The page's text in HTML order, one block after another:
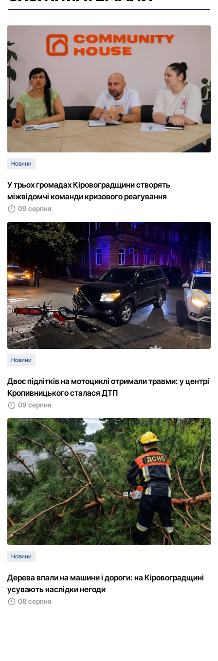
Новини
У трьох громадах Кіровоградщини створять
міжвідомчі команди кризового реагування
09 серпня
Новини
Двоє підлітків на мотоциклі отримали травми: у центрі
Кропивницького сталася ДТП
09 серпня
Новини
Дерева впали на машини і дороги: на Кіровоградщині
усувають наслідки негоди
08 серпня